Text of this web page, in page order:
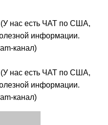
(У нас есть ЧАТ по США,
информации.
канал)
(У нас есть ЧАТ по США,
информации.
канал)